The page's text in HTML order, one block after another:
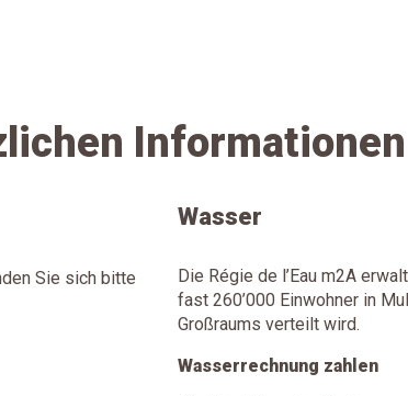
Informationen
Sie sich bitte
Wasser
Die Régie de l’Eau m2A
fast 260’000 Einwohner in
Großraums verteilt wird.
Wasserrechnung zahlen